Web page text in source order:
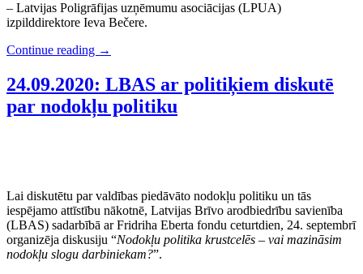
– Latvijas Poligrāfijas uzņēmumu asociācijas (LPUA)
izpilddirektore Ieva Bečere.
Continue reading →
24.09.2020: LBAS ar politiķiem diskutē
par nodokļu politiku
Lai diskutētu par valdības piedāvāto nodokļu politiku un tās
iespējamo attīstību nākotnē, Latvijas Brīvo arodbiedrību savienība
(LBAS) sadarbībā ar Fridriha Eberta fondu ceturtdien, 24. septembrī
organizēja diskusiju “Nodokļu politika krustcelēs – vai mazināsim
nodokļu slogu darbiniekam?”.